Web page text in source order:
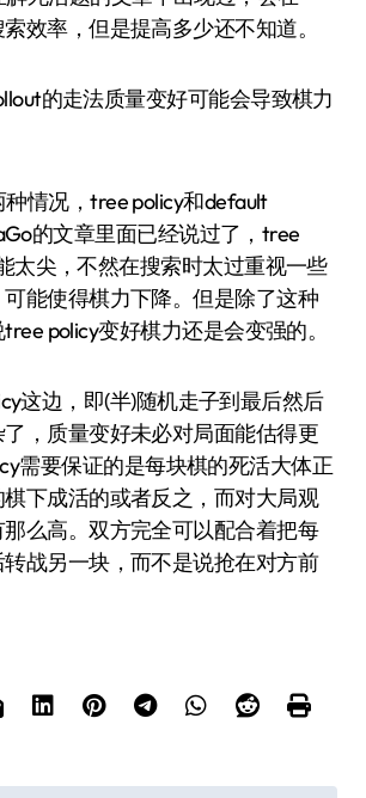
效率，但是提高多少还不知道。
的走法质量变好可能会导致棋力
情况，tree policy和default
的文章里面已经说过了，tree
太尖，不然在搜索时太过重视一些
能使得棋力下降。但是除了这种
policy变好棋力还是会变强的。
这边，即(半)随机走子到最后然后
，质量变好未必对局面能估得更
需要保证的是每块棋的死活大体正
下成活的或者反之，而对大局观
么高。双方完全可以配合着把每
战另一块，而不是说抢在对方前